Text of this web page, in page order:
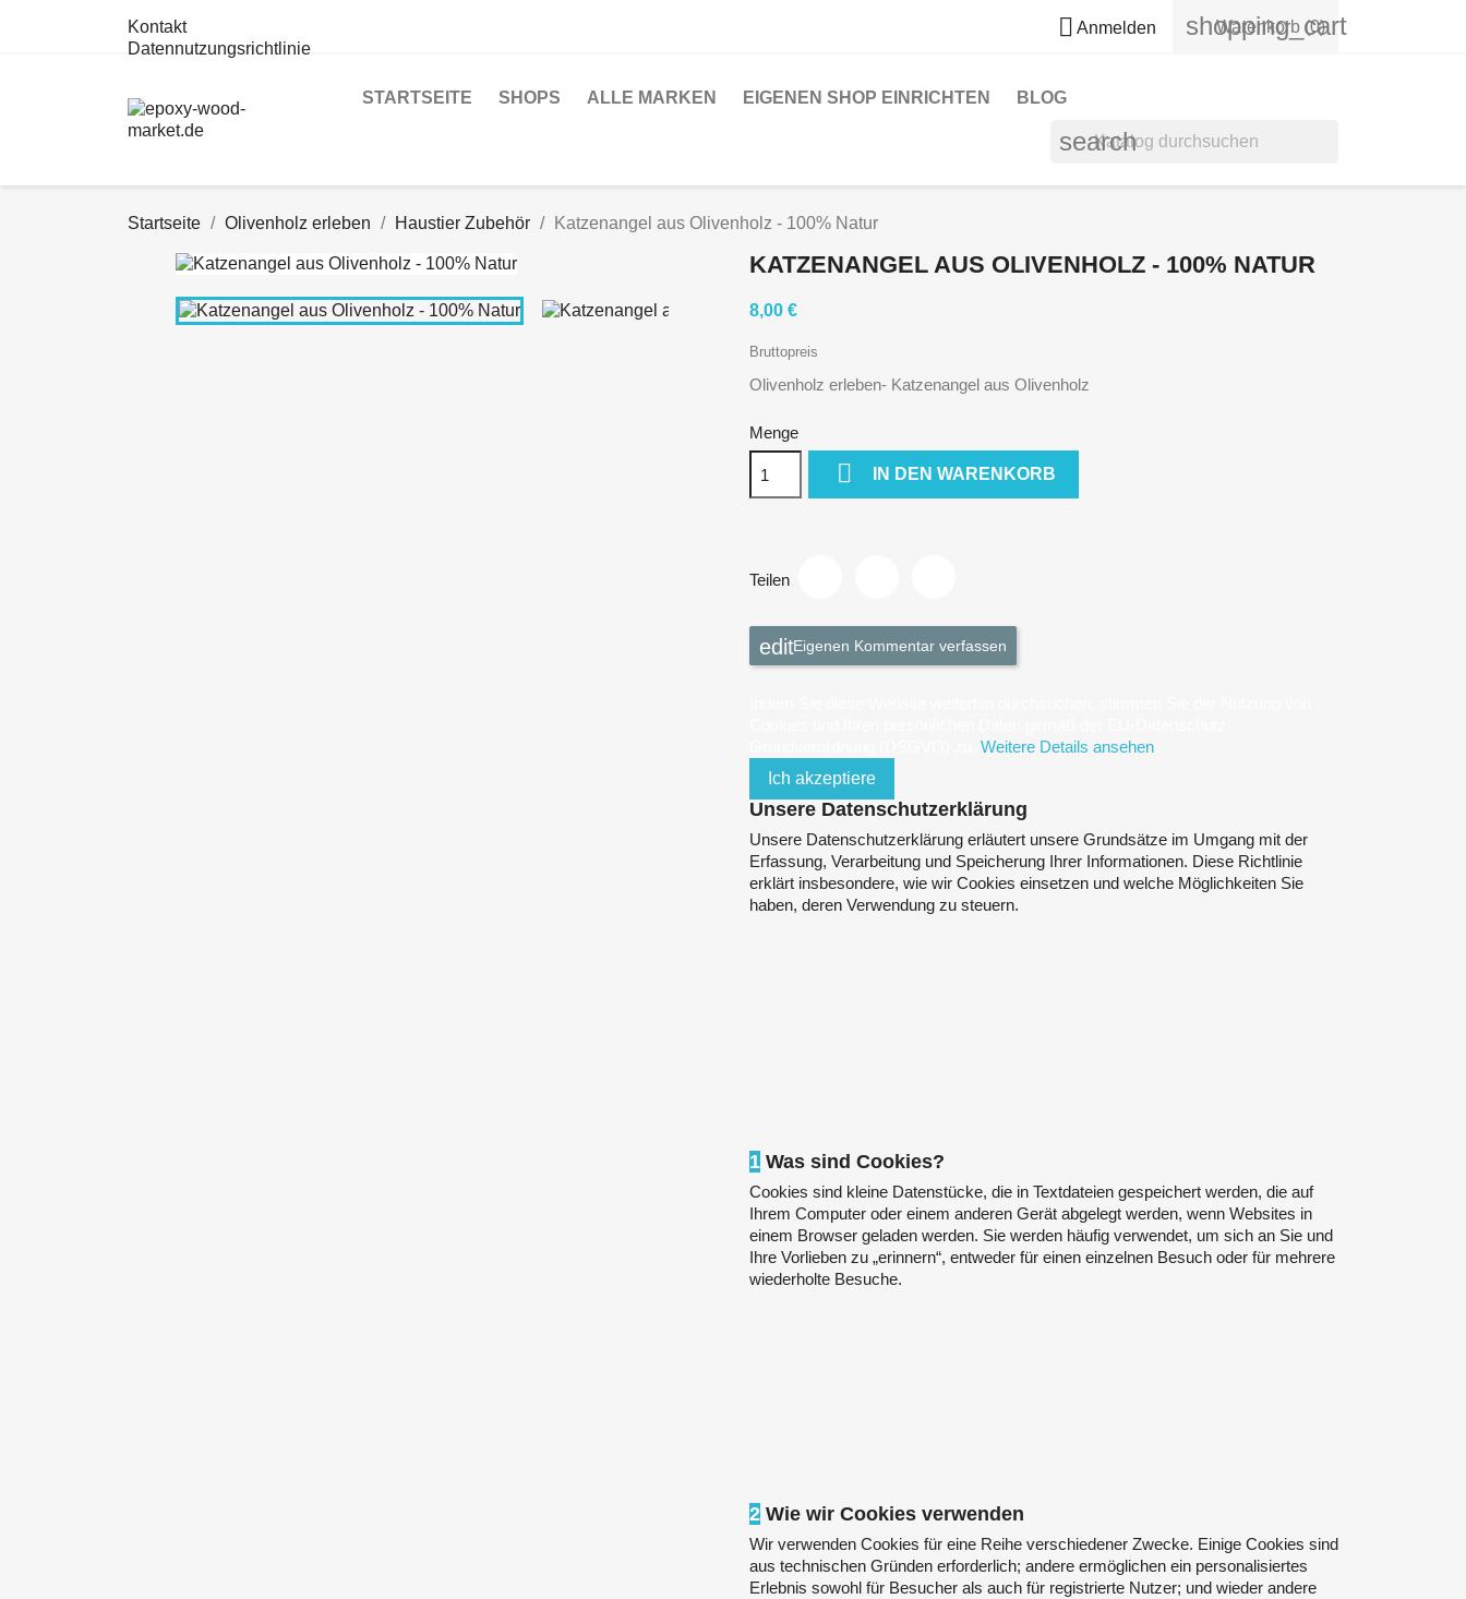
Kontakt
Datennutzungsrichtlinie
 Anmelden shopping_cart
Warenkorb (0)
STARTSEITE SHOPS ALLE MARKEN EIGENEN SHOP EINRICHTEN BLOG
search
Startseite Olivenholz erleben Haustier Zubehör Katzenangel aus Olivenholz - 100% Natur
KATZENANGEL AUS OLIVENHOLZ - 100% NATUR
8,00 €
Bruttopreis
Olivenholz erleben- Katzenangel aus Olivenholz
Menge
 IN DEN WARENKORB
Teilen
Eigenen Kommentar verfassen
Weitere Details ansehen
Ich akzeptiere
Unsere Datenschutzerklärung
Unsere Datenschutzerklärung erläutert unsere Grundsätze im Umgang mit der
Erfassung, Verarbeitung und Speicherung Ihrer Informationen. Diese Richtlinie
erklärt insbesondere, wie wir Cookies einsetzen und welche Möglichkeiten Sie
haben, deren Verwendung zu steuern.
1 Was sind Cookies?
Cookies sind kleine Datenstücke, die in Textdateien gespeichert werden, die auf
Ihrem Computer oder einem anderen Gerät abgelegt werden, wenn Websites in
einem Browser geladen werden. Sie werden häufig verwendet, um sich an Sie und
Ihre Vorlieben zu „erinnern“, entweder für einen einzelnen Besuch oder für mehrere
wiederholte Besuche.
2 Wie wir Cookies verwenden
Wir verwenden Cookies für eine Reihe verschiedener Zwecke. Einige Cookies sind
aus technischen Gründen erforderlich; andere ermöglichen ein personalisiertes
Erlebnis sowohl für Besucher als auch für registrierte Nutzer; und wieder andere